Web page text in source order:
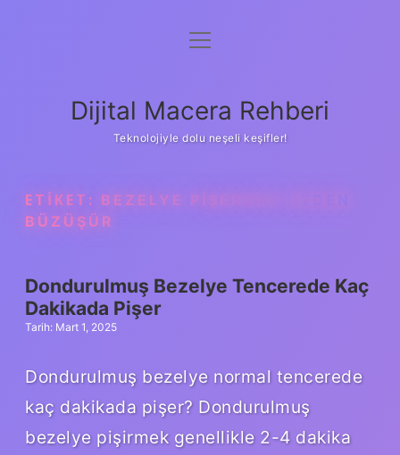
Anasayfa
Yasal Uyarı
menüyü
Dijital Macera Rehberi
Teknolojiyle dolu neşeli keşifler!
ETIKET: BEZELYE PIŞERKEN NEDEN
BÜZÜŞÜR
Dondurulmuş Bezelye Tencerede Kaç
Dakikada Pişer
Tarih: Mart 1, 2025
Dondurulmuş bezelye normal tencerede
kaç dakikada pişer? Dondurulmuş
bezelye pişirmek genellikle 2-4 dakika